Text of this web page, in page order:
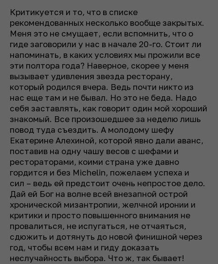
Критикуется и то, что в списке
рекомендованных несколько вообще закрытых.
Меня это не смущает, если вспомнить, что о
гиде заговорили у нас в начале 20-го. Стоит ли
напоминать, в каких условиях мы прожили все
эти полтора года? Наверное, скорее у меня
вызывает удивления звезда ресторану,
который родился вчера. Ведь почти никто из
нас еще там и не бывал. Но это не беда. Надо
себя заставлять, как говорит один мой хороший
знакомый. Все произошедшее за неделю лишь
повод туда съездить. А молодому шефу
Екатерине Алехиной, которой явно дали аванс,
поставив на одну чашу весов с шефами и
рестораторами, коими страна уже давно
гордится и без Michelin, пожелаем успеха и
сил – ведь ей предстоит очень непростое дело.
Дай ей Бог на волне всей внезапной острой
хронической мизантропии, желчной иронии и
критики и просто повышенного внимания не
провалиться, не испугаться, не отчаяться,
сдюжить и дотянуть до новой финишной через
год, чтобы всем нам и гиду доказать
неслучайность выбора. Что ж, так бывает!